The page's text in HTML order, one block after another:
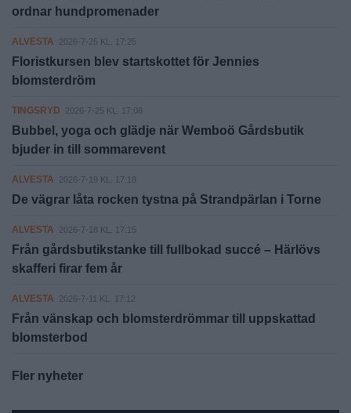
ordnar hundpromenader
ALVESTA 2026-7-25 KL. 17:25
Floristkursen blev startskottet för Jennies
blomsterdröm
TINGSRYD 2026-7-25 KL. 17:08
Bubbel, yoga och glädje när Wemboö Gårdsbutik
bjuder in till sommarevent
ALVESTA 2026-7-19 KL. 17:18
De vägrar låta rocken tystna på Strandpärlan i Torne
ALVESTA 2026-7-18 KL. 17:15
Från gårdsbutikstanke till fullbokad succé – Härlövs
skafferi firar fem år
ALVESTA 2026-7-11 KL. 17:12
Från vänskap och blomsterdrömmar till uppskattad
blomsterbod
Fler nyheter